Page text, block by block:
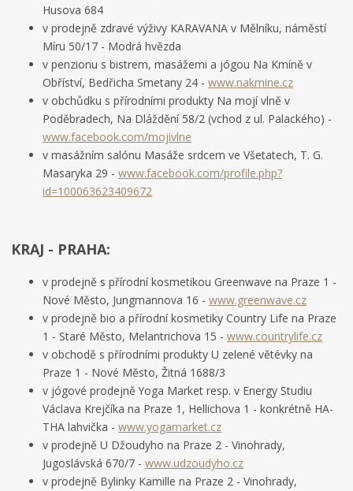
Husova 684
v prodejně zdravé výživy KARAVANA v Mělníku, náměstí
Míru 50/17 - Modrá hvězda
v penzionu s bistrem, masážemi a jógou Na Kmíně v
Obříství, Bedřicha Smetany 24 -www.nakmine.cz
v obchůdku s přírodními produkty Na mojí vlně v
Poděbradech, Na Dláždění 58/2 (vchod z ul. Palackého) -
www.facebook.com/mojivlne
v masážním salónu Masáže srdcem ve Všetatech, T. G.
Masaryka 29 -www.facebook.com/profile.php?
id=100063623409672
KRAJ - PRAHA:
v prodejně s přírodní kosmetikou Greenwave na Praze 1 -
Nové Město, Jungmannova 16 -www.greenwave.cz
v prodejně bio a přírodní kosmetiky Country Life na Praze
1 - Staré Město, Melantrichova 15 -www.countrylife.cz
v obchodě s přírodními produkty U zelené větévky na
Praze 1 - Nové Město, Žitná 1688/3
v jógové prodejně Yoga Market resp. v Energy Studiu
Václava Krejčíka na Praze 1, Hellichova 1 - konkrétně HA-
THA lahvička -www.yogamarket.cz
v prodejně U Džoudyho na Praze 2 - Vinohrady,
Jugoslávská 670/7 -www.udzoudyho.cz
v prodejně Bylinky Kamille na Praze 2 - Vinohrady,